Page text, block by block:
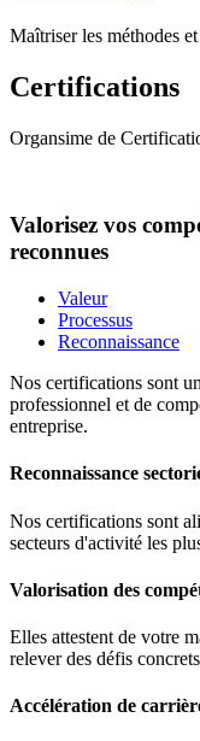
Maîtriser les méthodes
Certifications
Organsime de
Valorisez vos
reconnues
Valeur
Processus
Reconnaissance
Nos certifications sont
professionnel et de
entreprise.
Reconnaissance
Nos certifications sont
secteurs d'activité les
Valorisation des
Elles attestent de votre
relever des défis
Accélération de